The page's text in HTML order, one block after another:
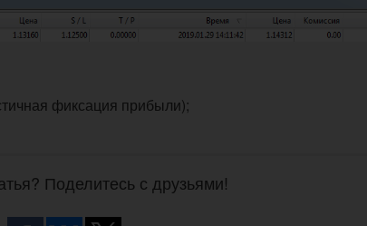
фиксация прибыли);
Поделитесь с друзьями!